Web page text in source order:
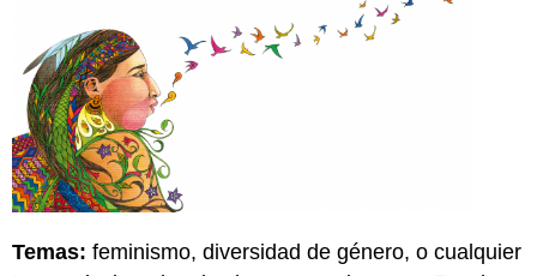
Temas: feminismo, diversidad de género, o cualquier